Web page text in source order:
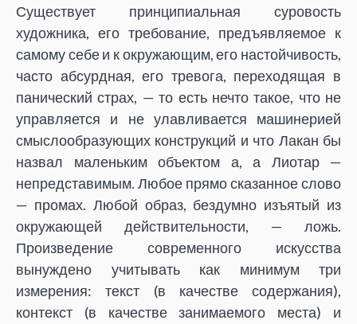
Существует принципиальная суровость
художника, его требование, предъявляемое к
самому себе и к окружающим, его настойчивость,
часто абсурдная, его тревога, переходящая в
панический страх, — то есть нечто такое, что не
управляется и не улавливается машинерией
смыслообразующих конструкций и что Лакан бы
назвал маленьким объектом а, а Лиотар —
непредставимым. Любое прямо сказанное слово
— промах. Любой образ, бездумно изъятый из
окружающей действительности, — ложь.
Произведение современного искусства
вынуждено учитывать как минимум три
измерения: текст (в качестве содержания),
контекст (в качестве занимаемого места) и